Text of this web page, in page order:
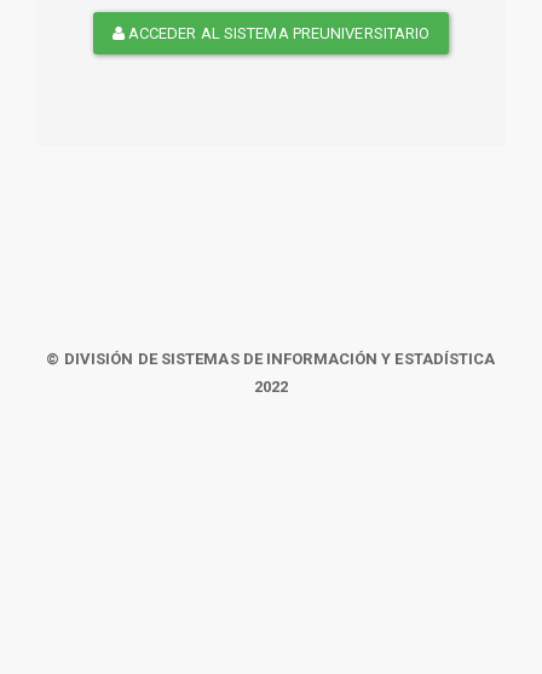
ACCEDER AL SISTEMA PREUNIVERSITARIO
© DIVISIÓN DE SISTEMAS DE INFORMACIÓN Y ESTADÍSTICA
2022